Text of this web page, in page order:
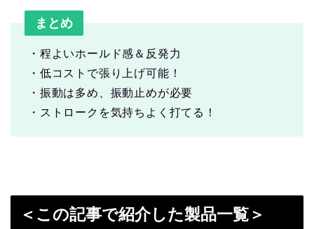
まとめ
・程よいホールド感＆反発力
・低コストで張り上げ可能！
・振動は多め、振動止めが必要
・ストロークを気持ちよく打てる！
＜この記事で紹介した製品一覧＞